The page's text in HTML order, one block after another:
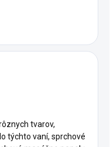
tvarov,
týchto vaní, sprchové